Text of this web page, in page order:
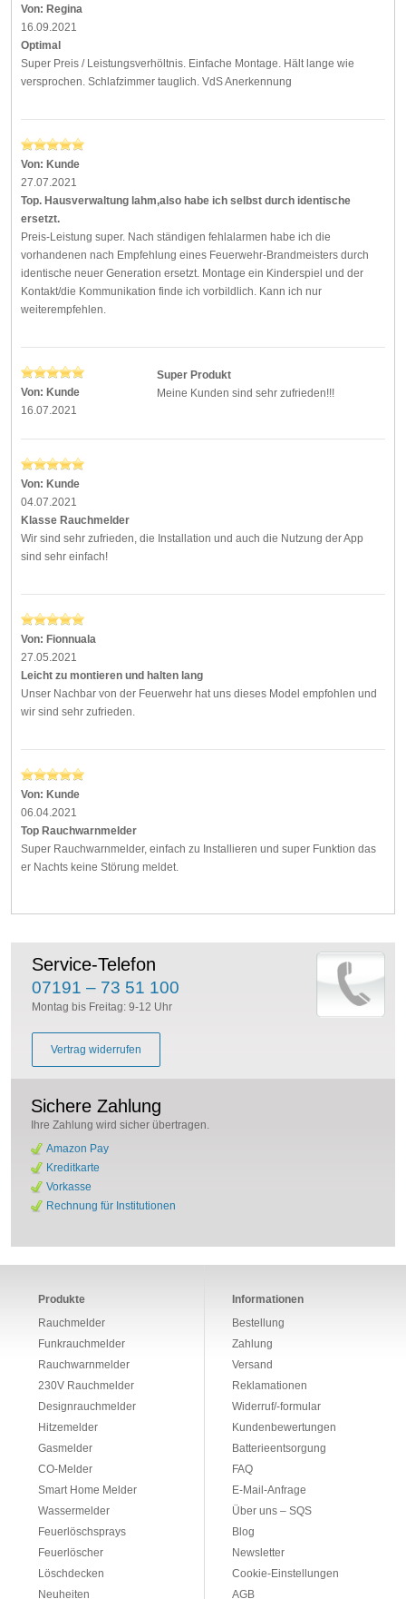
Von: Regina
16.09.2021
Optimal
Super Preis / Leistungsverhöltnis. Einfache Montage. Hält lange wie
versprochen. Schlafzimmer tauglich. VdS Anerkennung
Von: Kunde
27.07.2021
Top. Hausverwaltung lahm,also habe ich selbst durch identische
ersetzt.
Preis-Leistung super. Nach ständigen fehlalarmen habe ich die
vorhandenen nach Empfehlung eines Feuerwehr-Brandmeisters durch
identische neuer Generation ersetzt. Montage ein Kinderspiel und der
Kontakt/die Kommunikation finde ich vorbildlich. Kann ich nur
weiterempfehlen.
Von: Kunde
16.07.2021
Super Produkt
Meine Kunden sind sehr zufrieden!!!
Von: Kunde
04.07.2021
Klasse Rauchmelder
Wir sind sehr zufrieden, die Installation und auch die Nutzung der App
sind sehr einfach!
Von: Fionnuala
27.05.2021
Leicht zu montieren und halten lang
Unser Nachbar von der Feuerwehr hat uns dieses Model empfohlen und
wir sind sehr zufrieden.
Von: Kunde
06.04.2021
Top Rauchwarnmelder
Super Rauchwarnmelder, einfach zu Installieren und super Funktion das
er Nachts keine Störung meldet.
Service-Telefon
07191 – 73 51 100
Montag bis Freitag: 9-12 Uhr
Vertrag widerrufen
Sichere Zahlung
Ihre Zahlung wird sicher übertragen.
Amazon Pay
Kreditkarte
Vorkasse
Rechnung für Institutionen
Produkte
Rauchmelder
Funkrauchmelder
Rauchwarnmelder
230V Rauchmelder
Designrauchmelder
Hitzemelder
Gasmelder
CO-Melder
Smart Home Melder
Wassermelder
Feuerlöschsprays
Feuerlöscher
Löschdecken
Neuheiten
Informationen
Bestellung
Zahlung
Versand
Reklamationen
Widerruf/-formular
Kundenbewertungen
Batterieentsorgung
FAQ
E-Mail-Anfrage
Über uns – SQS
Blog
Newsletter
Cookie-Einstellungen
AGB